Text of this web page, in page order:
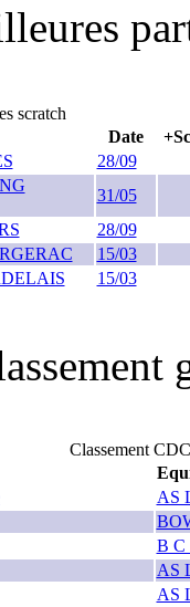
scratch
Date
28/09
31/05
28/09
15/03
15/03
Classement
AS
B C
AS
AS